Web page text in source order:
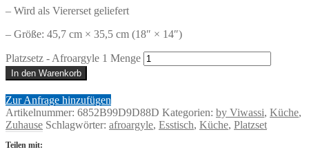
– Wird als Viererset geliefert
– Größe: 45,7 cm × 35,5 cm (18″ × 14″)
Platzsetz - Afroargyle 1 Menge
In den Warenkorb
Zur Anfrage hinzufügen
Artikelnummer: 6852B99D9D88D Kategorien: by Viwassi, Küche,
Zuhause Schlagwörter: afroargyle, Esstisch, Küche, Platzset
Teilen mit: